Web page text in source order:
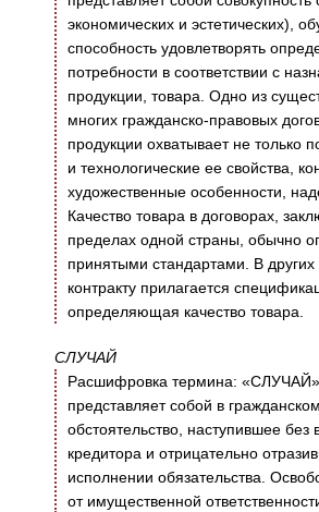
экономических и эстетических),
способность удовлетворять
потребности в соответствии с
продукции, товара. Одно из
многих гражданско-правовых
продукции охватывает не только
и технологические ее свойства,
художественные особенности,
Качество товара в договорах,
пределах одной страны, обычно
принятыми стандартами. В других
контракту прилагается
определяющая качество товара.
СЛУЧАЙ
Расшифровка термина:
представляет собой в
обстоятельство, наступившее без
кредитора и отрицательно
исполнении обязательства.
от имущественной